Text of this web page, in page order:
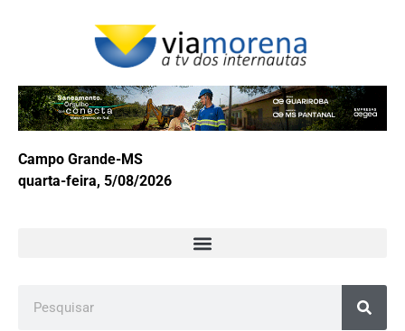
Campo Grande-MS
quarta-feira, 5/08/2026